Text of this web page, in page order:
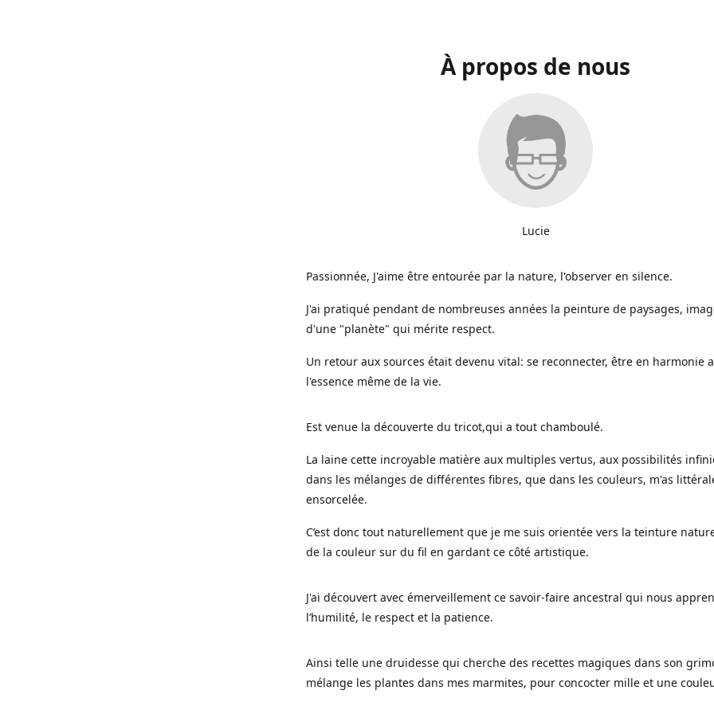
À propos de nous
Lucie
Passionnée, J'aime être entourée par la nature, l'observer en silence.
J'ai pratiqué pendant de nombreuses années la peinture de paysages,
d'une "planète" qui mérite respect.
Un retour aux sources était devenu vital: se reconnecter, être en harmonie
l'essence même de la vie.
Est venue la découverte du tricot,qui a tout chamboulé.
La laine cette incroyable matière aux multiples vertus, aux possibilités
dans les mélanges de différentes fibres, que dans les couleurs, m'as
ensorcelée.
C’est donc tout naturellement que je me suis orientée vers la teinture
de la couleur sur du fil en gardant ce côté artistique.
J'ai découvert avec émerveillement ce savoir-faire ancestral qui nous
l’humilité, le respect et la patience.
Ainsi telle une druidesse qui cherche des recettes magiques dans son
mélange les plantes dans mes marmites, pour concocter mille et une